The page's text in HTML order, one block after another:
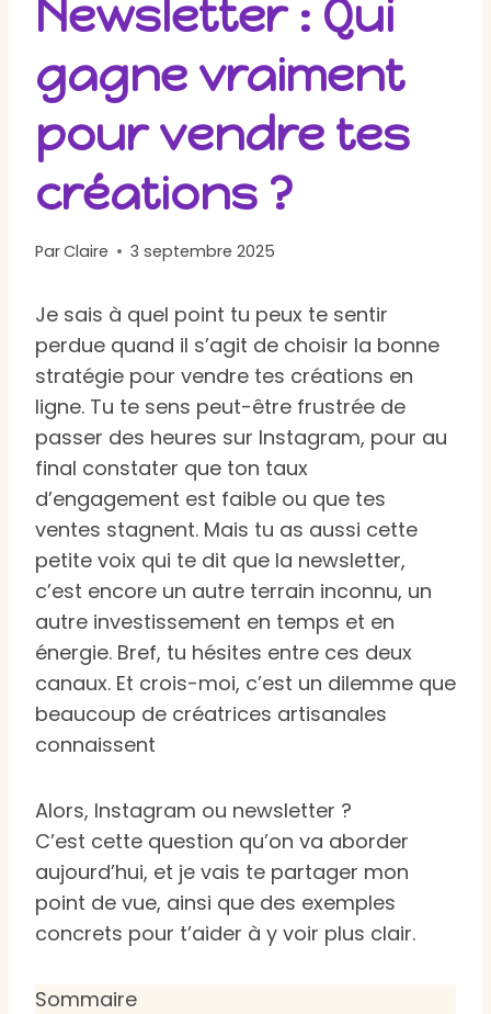
Newsletter : Qui
gagne vraiment
pour vendre tes
créations ?
ParClaire 3 septembre 2025
Je sais à quel point tu peux te sentir
perdue quand il s’agit de choisir la bonne
stratégie pour vendre tes créations en
ligne. Tu te sens peut-être frustrée de
passer des heures sur Instagram, pour au
final constater que ton taux
d’engagement est faible ou que tes
ventes stagnent. Mais tu as aussi cette
petite voix qui te dit que la newsletter,
c’est encore un autre terrain inconnu, un
autre investissement en temps et en
énergie. Bref, tu hésites entre ces deux
canaux. Et crois-moi, c’est un dilemme que
beaucoup de créatrices artisanales
connaissent
Alors, Instagram ou newsletter ?
C’est cette question qu’on va aborder
aujourd’hui, et je vais te partager mon
point de vue, ainsi que des exemples
concrets pour t’aider à y voir plus clair.
Sommaire